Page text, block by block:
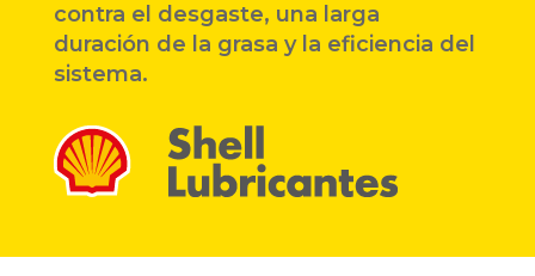
contra el desgaste, una larga
duración de la grasa y la eficiencia del
sistema.